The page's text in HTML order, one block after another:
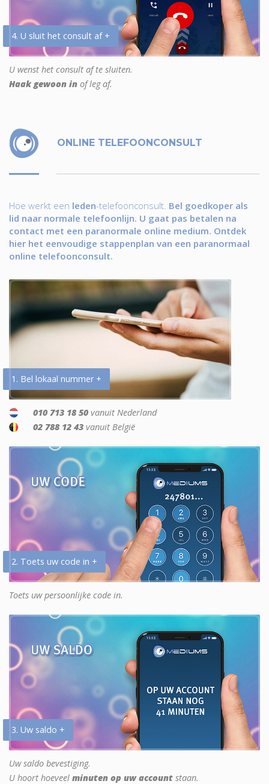
4. U sluit het consult af +
U wenst het consult af te sluiten.
Haak gewoon in of leg af.
ONLINE TELEFOONCONSULT
Hoe werkt een leden-telefoonconsult. Bel goedkoper als
lid naar normale telefoonlijn. U gaat pas betalen na
contact met een paranormale online medium. Ontdek
hier het eenvoudige stappenplan van een paranormaal
online telefoonconsult.
1. Bel lokaal nummer +
010 713 18 50 vanuit Nederland
02 788 12 43 vanuit België
2. Toets uw code in +
Toets uw persoonlijke code in.
3. Uw saldo +
Uw saldo bevestiging.
U hoort hoeveel minuten op uw account staan.